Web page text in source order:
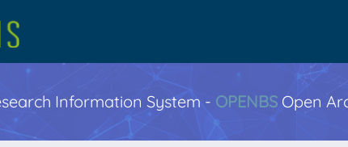
Information System - OPENBS Open